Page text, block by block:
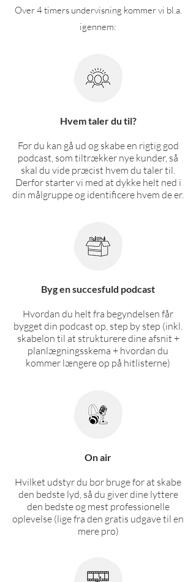
Over 4 timers undervisning kommer vi bl.a.
igennem:
Hvem taler du til?
Før du kan gå ud og skabe en rigtig god
podcast, som tiltrækker nye kunder, så
skal du vide præcist hvem du taler til.
Derfor starter vi med at dykke helt ned i
din målgruppe og identificere hvem de er.
Byg en succesfuld podcast
Hvordan du helt fra begyndelsen får
bygget din podcast op, step by step (inkl.
skabelon til at strukturere dine afsnit +
planlægningsskema + hvordan du
kommer længere op på hitlisterne)
On air
Hvilket udstyr du bør bruge for at skabe
den bedste lyd, så du giver dine lyttere
den bedste og mest professionelle
oplevelse (lige fra den gratis udgave til en
mere pro)